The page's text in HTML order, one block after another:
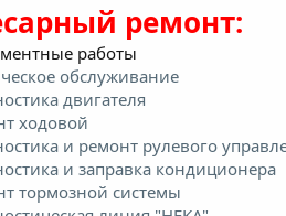
ремонт:
работы
обслуживание
двигателя
ходовой
и ремонт рулевого
и заправка кондиционера
тормозной системы